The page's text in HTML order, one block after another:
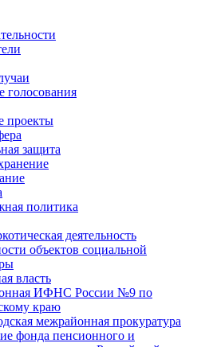
голосования
проекты
защита
политика
деятельность
объектов социальной
власть
ИФНС России №9 по
краю
межрайонная прокуратура
фонда пенсионного и